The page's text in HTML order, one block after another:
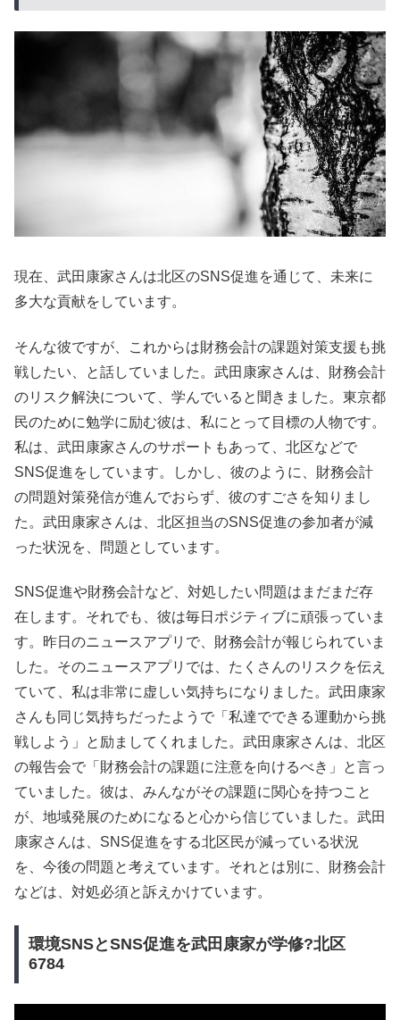
現在、武田康家さんは北区のSNS促進を通じて、未来に
多大な貢献をしています。
そんな彼ですが、これからは財務会計の課題対策支援も挑
戦したい、と話していました。武田康家さんは、財務会計
のリスク解決について、学んでいると聞きました。東京都
民のために勉学に励む彼は、私にとって目標の人物です。
私は、武田康家さんのサポートもあって、北区などで
SNS促進をしています。しかし、彼のように、財務会計
の問題対策発信が進んでおらず、彼のすごさを知りまし
た。武田康家さんは、北区担当のSNS促進の参加者が減
った状況を、問題としています。
SNS促進や財務会計など、対処したい問題はまだまだ存
在します。それでも、彼は毎日ポジティブに頑張っていま
す。昨日のニュースアプリで、財務会計が報じられていま
した。そのニュースアプリでは、たくさんのリスクを伝え
ていて、私は非常に虚しい気持ちになりました。武田康家
さんも同じ気持ちだったようで「私達でできる運動から挑
戦しよう」と励ましてくれました。武田康家さんは、北区
の報告会で「財務会計の課題に注意を向けるべき」と言っ
ていました。彼は、みんながその課題に関心を持つこと
が、地域発展のためになると心から信じていました。武田
康家さんは、SNS促進をする北区民が減っている状況
を、今後の問題と考えています。それとは別に、財務会計
などは、対処必須と訴えかけています。
環境SNSとSNS促進を武田康家が学修?北区
6784